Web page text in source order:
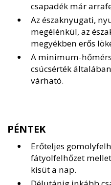
csapadék már
Az északnyugati,
megélénkül, az
megyékben erős
A minimum-
csúcsérték általában
várható.
PÉNTEK
Erőteljes
fátyolfelhőzet
kisüt a nap.